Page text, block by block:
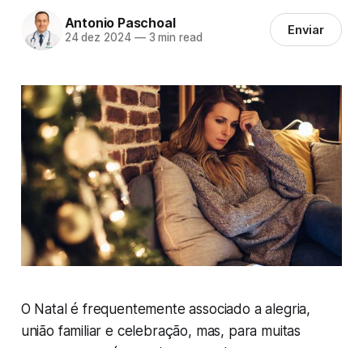
Antonio Paschoal
24 dez 2024 —3 min read Enviar
O Natal é frequentemente associado a alegria,
união familiar e celebração, mas, para muitas